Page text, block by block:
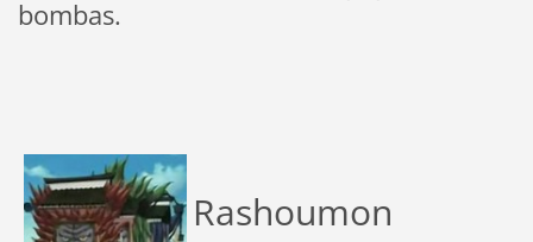
bombas.
Rashoumon